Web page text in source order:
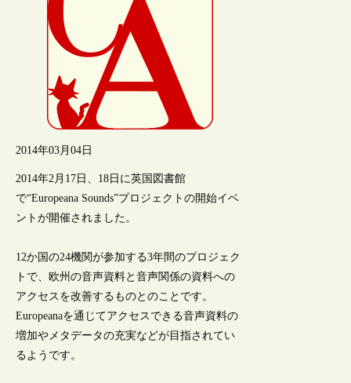
2014年03月04日
2014年2月17日、18日に英国図書館
で“Europeana Sounds”プロジェクトの開始イベ
ントが開催されました。
12か国の24機関が参加する3年間のプロジェク
トで、欧州の音声資料と音声関係の資料への
アクセスを改善するものとのことです。
Europeanaを通じてアクセスできる音声資料の
増加やメタデータの充実などが目指されてい
るようです。